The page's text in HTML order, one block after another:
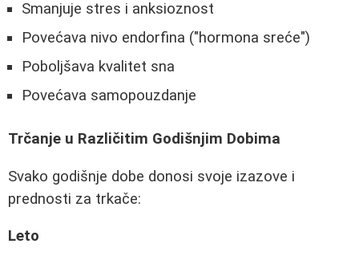
Smanjuje stres i anksioznost
Povećava nivo endorfina ("hormona sreće")
Poboljšava kvalitet sna
Povećava samopouzdanje
Trčanje u Različitim Godišnjim Dobima
Svako godišnje dobe donosi svoje izazove i
prednosti za trkače:
Leto